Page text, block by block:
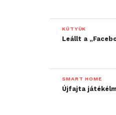
KÜTYÜK
Leállt a
SMART HOME
Újfajta